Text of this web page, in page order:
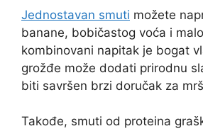
Jednostavan smuti možete
banane, bobičastog voća i
kombinovani napitak je bogat
grožđe može dodati prirodnu
biti savršen brzi doručak za
Takođe, smuti od proteina